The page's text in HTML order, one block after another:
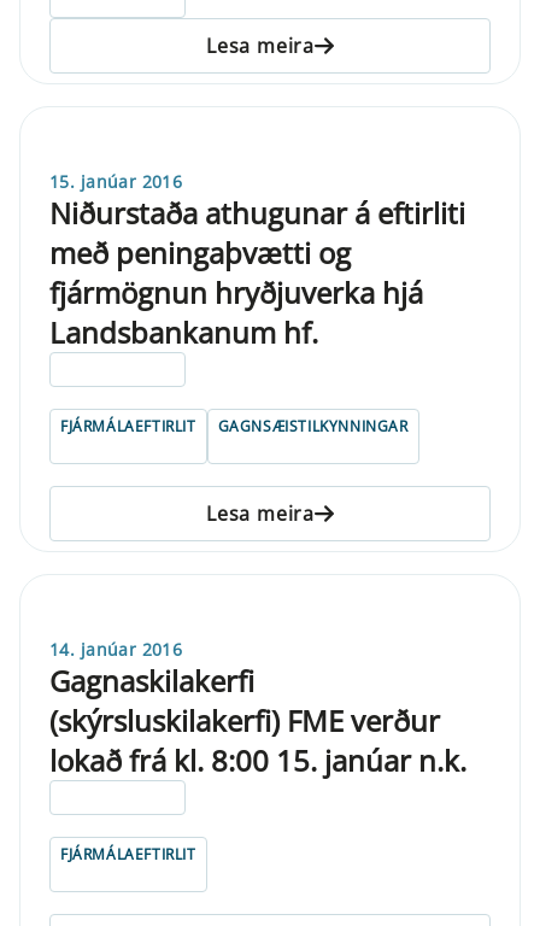
Lesa meira
15. janúar 2016
Niðurstaða athugunar á eftirliti
með peningaþvætti og
fjármögnun hryðjuverka hjá
Landsbankanum hf.
FJÁRMÁLAEFTIRLIT GAGNSÆISTILKYNNINGAR
Lesa meira
14. janúar 2016
Gagnaskilakerfi
(skýrsluskilakerfi) FME verður
lokað frá kl. 8:00 15. janúar n.k.
FJÁRMÁLAEFTIRLIT